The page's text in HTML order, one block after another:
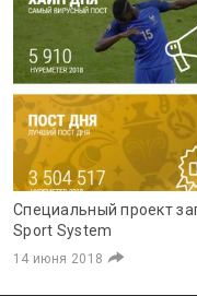
Специальный проект
Sport System
14 июня 2018